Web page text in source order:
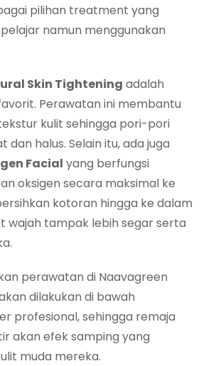
pilihan treatment yang
namun menggunakan
Skin Tightening adalah
Perawatan ini membantu
kulit sehingga pori-pori
halus. Selain itu, ada juga
Facial yang berfungsi
oksigen secara maksimal ke
kotoran hingga ke dalam
wajah tampak lebih segar serta
perawatan di Naavagreen
dilakukan di bawah
profesional, sehingga remaja
akan efek samping yang
muda mereka.